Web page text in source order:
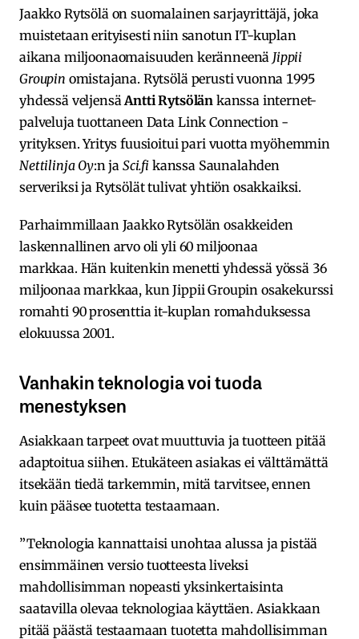
Jaakko Rytsölä on suomalainen sarjayrittäjä, joka
muistetaan erityisesti niin sanotun IT-kuplan
aikana miljoonaomaisuuden keränneenä Jippii
Groupin omistajana. Rytsölä perusti vuonna 1995
yhdessä veljensäAntti Rytsölän kanssa internet-
palveluja tuottaneen Data Link Connection -
yrityksen. Yritys fuusioitui pari vuotta myöhemmin
Nettilinja Oy:n ja Sci.fi kanssa Saunalahden
serveriksi ja Rytsölät tulivat yhtiön osakkaiksi.
Parhaimmillaan Jaakko Rytsölän osakkeiden
laskennallinen arvo oli yli 60 miljoonaa
markkaa. Hän kuitenkin menetti yhdessä yössä 36
miljoonaa markkaa, kun Jippii Groupin osakekurssi
romahti 90 prosenttia it-kuplan romahduksessa
elokuussa 2001.
Vanhakin teknologia voi tuoda
menestyksen
Asiakkaan tarpeet ovat muuttuvia ja tuotteen pitää
adaptoitua siihen. Etukäteen asiakas ei välttämättä
itsekään tiedä tarkemmin, mitä tarvitsee, ennen
kuin pääsee tuotetta testaamaan.
”Teknologia kannattaisi unohtaa alussa ja pistää
ensimmäinen versio tuotteesta liveksi
mahdollisimman nopeasti yksinkertaisinta
saatavilla olevaa teknologiaa käyttäen. Asiakkaan
pitää päästä testaamaan tuotetta mahdollisimman